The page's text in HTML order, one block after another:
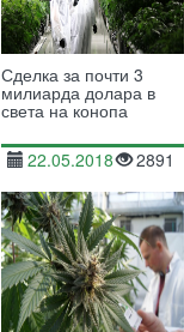
Сделка за почти 3
милиарда долара в
света на конопа
22.05.2018 2891